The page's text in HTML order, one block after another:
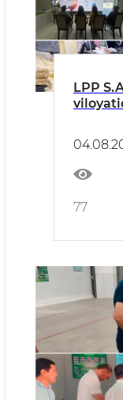
LPP
77